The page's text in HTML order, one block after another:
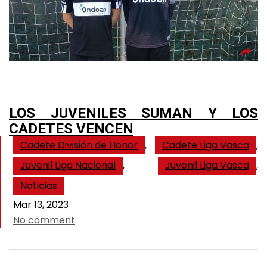
LOS JUVENILES SUMAN Y LOS
CADETES VENCEN
Cadete División de Honor , Cadete Liga Vasca ,
Juvenil Liga Nacional , Juvenil Liga Vasca ,
Noticias
Mar 13, 2023
No comment